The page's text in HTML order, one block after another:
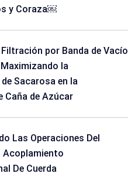
y Coraza￼
por Banda de Vacío
la
Sacarosa en la
Caña de Azúcar
Las Operaciones Del
Acoplamiento
De Cuerda